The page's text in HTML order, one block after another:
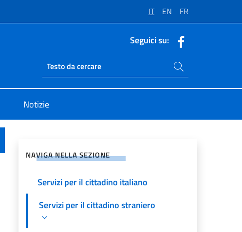
IT EN FR
Seguici su:
Ricerca sito live
Cerca nel sito
Notizie
NAVIGA NELLA SEZIONE
Servizi per il cittadino italiano
Servizi per il cittadino straniero